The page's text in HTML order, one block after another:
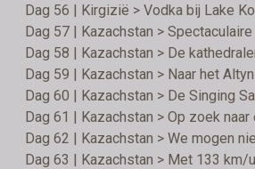
Dag 56 | Kirgizië > Vodka bij Lake
Dag 57 | Kazachstan > Spectaculaire
Dag 58 | Kazachstan > De
Dag 59 | Kazachstan > Naar het Altyn
Dag 60 | Kazachstan > De Singing
Dag 61 | Kazachstan > Op zoek naar
Dag 62 | Kazachstan > We mogen
Dag 63 | Kazachstan > Met 133 km/